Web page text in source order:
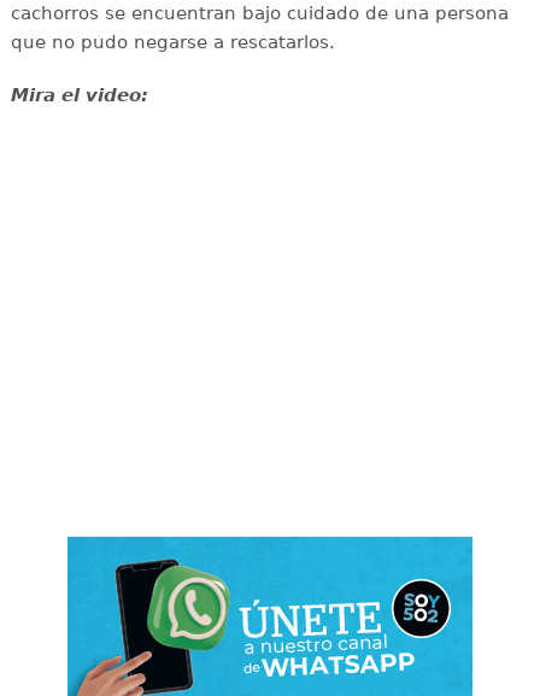
cachorros se encuentran bajo cuidado de una persona
que no pudo negarse a rescatarlos.
Mira el video: